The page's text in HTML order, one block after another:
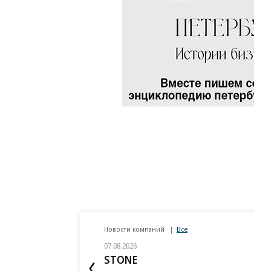
Новости компаний Все
07.08.2026
STONE